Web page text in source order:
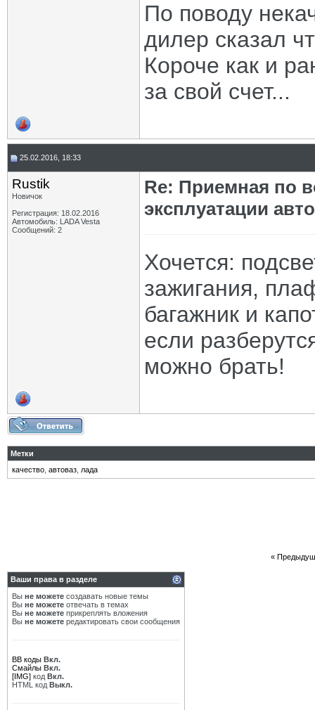
По поводу
дилер сказал
Короче как и
за свой счет...
25.02.2016, 18:33
Rustik
Новичок
Регистрация: 18.02.2016
Автомобиль: LADA Vesta
Сообщений: 2
Re: Приемная по
эксплуатации
Хочется:
зажигания,
багажник и
если
можно брать!
Метки
качество автоваз лада
«
Ваши права в разделе
Вы не можете создавать новые темы
Вы не можете отвечать в темах
Вы не можете прикреплять вложения
Вы не можете редактировать свои сообщения
BB коды Вкл.
Смайлы Вкл.
[IMG] код Вкл.
HTML код Выкл.